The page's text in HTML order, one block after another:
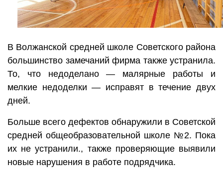
В Волжанской средней школе Советского района
большинство замечаний фирма также устранила.
То, что недоделано — малярные работы и
мелкие недоделки — исправят в течение двух
дней.
Больше всего дефектов обнаружили в Советской
средней общеобразовательной школе №2. Пока
их не устранили., также проверяющие выявили
новые нарушения в работе подрядчика.